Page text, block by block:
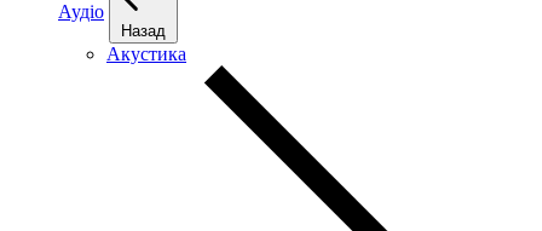
Аудіо
Назад
Акустика